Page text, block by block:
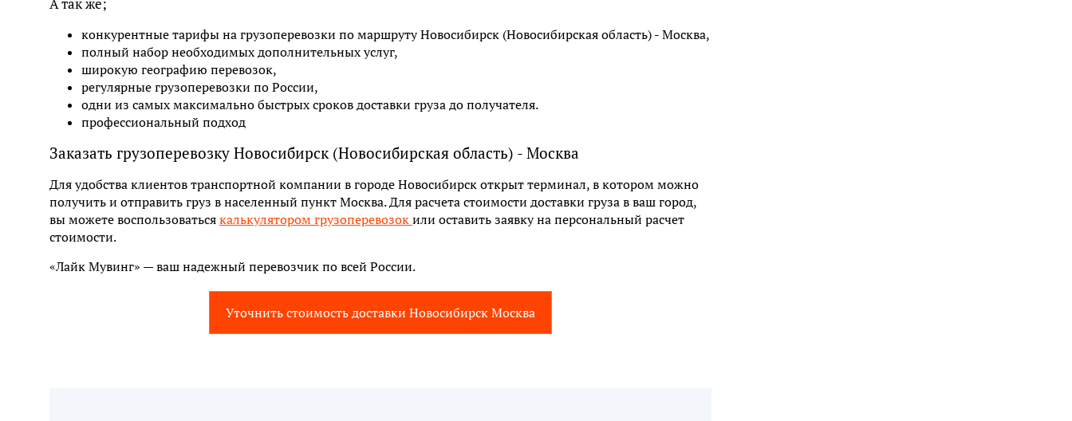
конкурентные тарифы на грузоперевозки по маршруту Новосибирск (Новосибирская область) - Москва,
полный набор необходимых дополнительных услуг,
широкую географию перевозок,
регулярные грузоперевозки по России,
одни из самых максимально быстрых сроков доставки груза до получателя.
профессиональный подход
Заказать грузоперевозку Новосибирск (Новосибирская область) - Москва
Для удобства клиентов транспортной компании в городе Новосибирск открыт терминал, в котором можно
получить и отправить груз в населенный пункт Москва. Для расчета стоимости доставки груза в ваш город,
вы можете воспользоватьсякалькулятором грузоперевозокили оставить заявку на персональный расчет
стоимости.
«Лайк Мувинг» — ваш надежный перевозчик по всей России.
Уточнить стоимость доставки Новосибирск Москва